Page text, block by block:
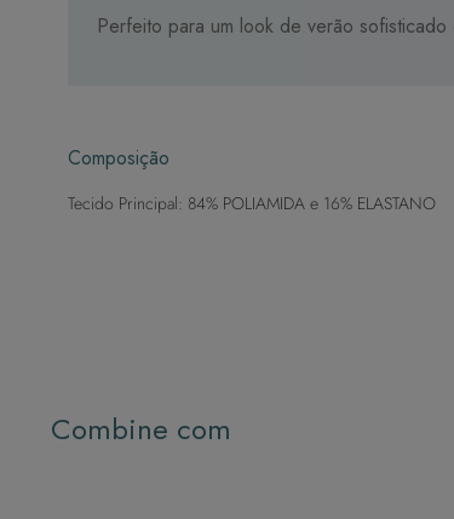
Perfeito para um look de verão
Composição
Tecido Principal: 84% POLIAMIDA e 16% ELASTANO
Combine com